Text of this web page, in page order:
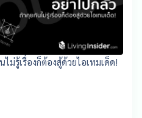
ม่รู้เรื่องก็ต้องสู้ด้วยไอเทมเด็ด!